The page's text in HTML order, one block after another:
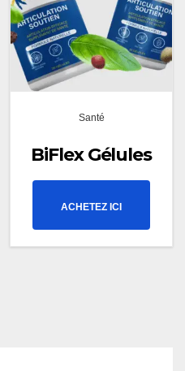
Santé
BiFlex Gélules
ACHETEZ ICI